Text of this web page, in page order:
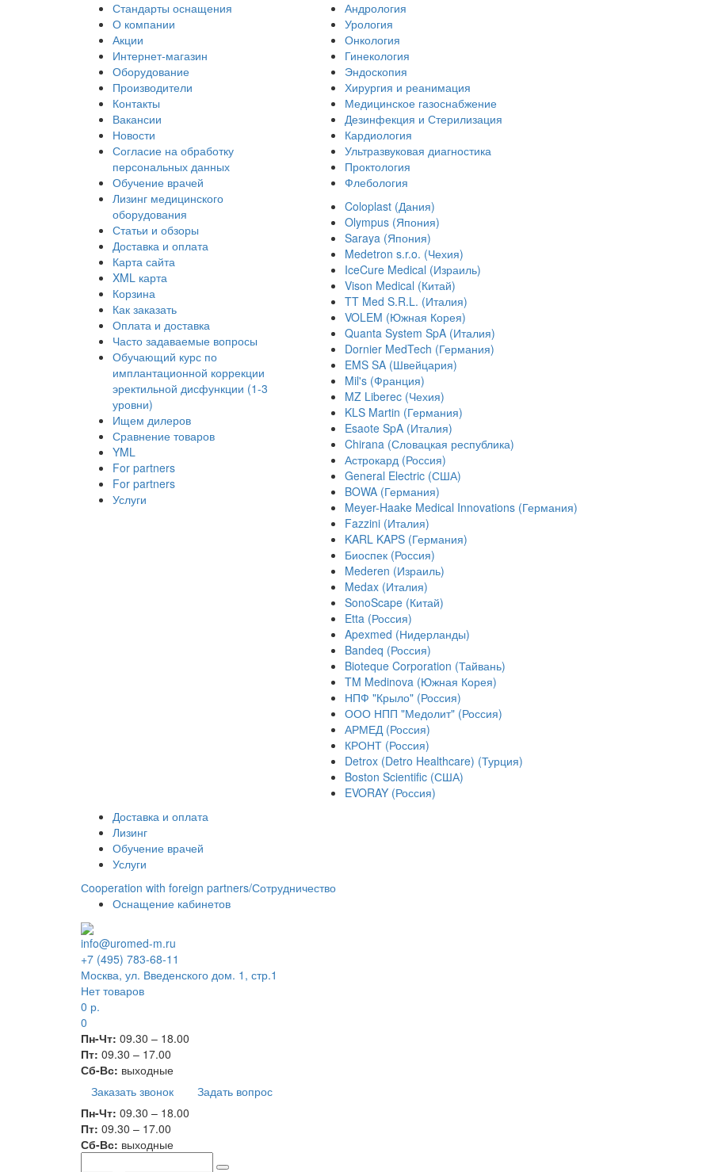
Стандарты оснащения
О компании
Акции
Интернет-магазин
Оборудование
Производители
Контакты
Вакансии
Новости
Согласие на обработку
персональных данных
Обучение врачей
Лизинг медицинского
оборудования
Статьи и обзоры
Доставка и оплата
Карта сайта
XML карта
Корзина
Как заказать
Оплата и доставка
Часто задаваемые вопросы
Обучающий курс по
имплантационной коррекции
эректильной дисфункции (1-3
уровни)
Ищем дилеров
Сравнение товаров
YML
For partners
For partners
Услуги
Андрология
Урология
Онкология
Гинекология
Эндоскопия
Хирургия и реанимация
Медицинское газоснабжение
Дезинфекция и Стерилизация
Кардиология
Ультразвуковая диагностика
Проктология
Флебология
Coloplast (Дания)
Olympus (Япония)
Saraya (Япония)
Medetron s.r.o. (Чехия)
IceCure Medical (Израиль)
Vison Medical (Китай)
TT Med S.R.L. (Италия)
VOLEM (Южная Корея)
Quanta System SpA (Италия)
Dornier MedTech (Германия)
EMS SA (Швейцария)
Mil's (Франция)
MZ Liberec (Чехия)
KLS Martin (Германия)
Esaote SpA (Италия)
Chirana (Словацкая республика)
Астрокард (Россия)
General Electric (США)
BOWA (Германия)
Meyer-Haake Medical Innovations (Германия)
Fazzini (Италия)
KARL KAPS (Германия)
Биоспек (Россия)
Mederen (Израиль)
Medax (Италия)
SonoScape (Китай)
Etta (Россия)
Apexmed (Нидерланды)
Bandeq (Россия)
Bioteque Corporation (Тайвань)
TM Medinova (Южная Корея)
НПФ "Крыло" (Россия)
ООО НПП "Медолит" (Россия)
АРМЕД (Россия)
КРОНТ (Россия)
Detrox (Detro Healthcare) (Турция)
Boston Scientific (США)
EVORAY (Россия)
Доставка и оплата
Лизинг
Обучение врачей
Услуги
Сooperation with foreign partners/Сотрудничество
Оснащение кабинетов
info@uromed-m.ru
+7 (495) 783-68-11
Москва, ул. Введенского дом. 1, стр.1
Нет товаров
0 р.
0
Пн-Чт: 09.30 – 18.00
Пт: 09.30 – 17.00
Сб-Вс: выходные
Заказать звонок
Задать вопрос
Пн-Чт: 09.30 – 18.00
Пт: 09.30 – 17.00
Сб-Вс: выходные